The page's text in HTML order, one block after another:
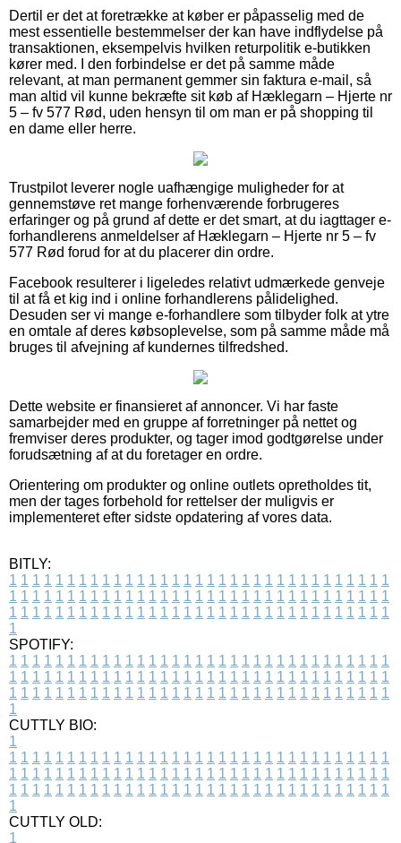
Dertil er det at foretrække at køber er påpasselig med de
mest essentielle bestemmelser der kan have indflydelse på
transaktionen, eksempelvis hvilken returpolitik e-butikken
kører med. I den forbindelse er det på samme måde
relevant, at man permanent gemmer sin faktura e-mail, så
man altid vil kunne bekræfte sit køb af Hæklegarn – Hjerte nr
5 – fv 577 Rød, uden hensyn til om man er på shopping til
en dame eller herre.
Trustpilot leverer nogle uafhængige muligheder for at
gennemstøve ret mange forhenværende forbrugeres
erfaringer og på grund af dette er det smart, at du iagttager e-
forhandlerens anmeldelser af Hæklegarn – Hjerte nr 5 – fv
577 Rød forud for at du placerer din ordre.
Facebook resulterer i ligeledes relativt udmærkede genveje
til at få et kig ind i online forhandlerens pålidelighed.
Desuden ser vi mange e-forhandlere som tilbyder folk at ytre
en omtale af deres købsoplevelse, som på samme måde må
bruges til afvejning af kundernes tilfredshed.
Dette website er finansieret af annoncer. Vi har faste
samarbejder med en gruppe af forretninger på nettet og
fremviser deres produkter, og tager imod godtgørelse under
forudsætning af at du foretager en ordre.
Orientering om produkter og online outlets opretholdes tit,
men der tages forbehold for rettelser der muligvis er
implementeret efter sidste opdatering af vores data.
BITLY:
1 1 1 1 1 1 1 1 1 1 1 1 1 1 1 1 1 1 1 1 1 1 1 1 1 1 1 1 1 1 1 1 1
1 1 1 1 1 1 1 1 1 1 1 1 1 1 1 1 1 1 1 1 1 1 1 1 1 1 1 1 1 1 1 1 1
1 1 1 1 1 1 1 1 1 1 1 1 1 1 1 1 1 1 1 1 1 1 1 1 1 1 1 1 1 1 1 1 1
1
SPOTIFY:
1 1 1 1 1 1 1 1 1 1 1 1 1 1 1 1 1 1 1 1 1 1 1 1 1 1 1 1 1 1 1 1 1
1 1 1 1 1 1 1 1 1 1 1 1 1 1 1 1 1 1 1 1 1 1 1 1 1 1 1 1 1 1 1 1 1
1 1 1 1 1 1 1 1 1 1 1 1 1 1 1 1 1 1 1 1 1 1 1 1 1 1 1 1 1 1 1 1 1
1
CUTTLY BIO:
1
1 1 1 1 1 1 1 1 1 1 1 1 1 1 1 1 1 1 1 1 1 1 1 1 1 1 1 1 1 1 1 1 1
1 1 1 1 1 1 1 1 1 1 1 1 1 1 1 1 1 1 1 1 1 1 1 1 1 1 1 1 1 1 1 1 1
1 1 1 1 1 1 1 1 1 1 1 1 1 1 1 1 1 1 1 1 1 1 1 1 1 1 1 1 1 1 1 1 1
1
CUTTLY OLD:
1